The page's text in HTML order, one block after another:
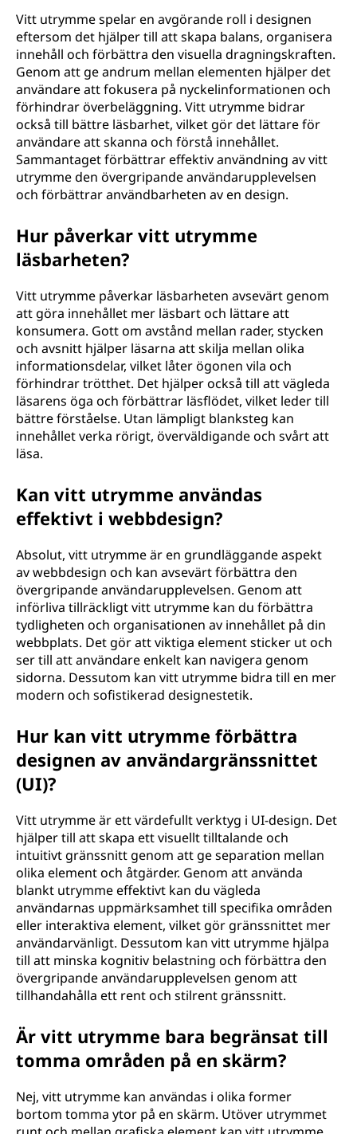
Vitt utrymme spelar en avgörande roll i designen
eftersom det hjälper till att skapa balans, organisera
innehåll och förbättra den visuella dragningskraften.
Genom att ge andrum mellan elementen hjälper det
användare att fokusera på nyckelinformationen och
förhindrar överbeläggning. Vitt utrymme bidrar
också till bättre läsbarhet, vilket gör det lättare för
användare att skanna och förstå innehållet.
Sammantaget förbättrar effektiv användning av vitt
utrymme den övergripande användarupplevelsen
och förbättrar användbarheten av en design.
Hur påverkar vitt utrymme
läsbarheten?
Vitt utrymme påverkar läsbarheten avsevärt genom
att göra innehållet mer läsbart och lättare att
konsumera. Gott om avstånd mellan rader, stycken
och avsnitt hjälper läsarna att skilja mellan olika
informationsdelar, vilket låter ögonen vila och
förhindrar trötthet. Det hjälper också till att vägleda
läsarens öga och förbättrar läsflödet, vilket leder till
bättre förståelse. Utan lämpligt blanksteg kan
innehållet verka rörigt, överväldigande och svårt att
läsa.
Kan vitt utrymme användas
effektivt i webbdesign?
Absolut, vitt utrymme är en grundläggande aspekt
av webbdesign och kan avsevärt förbättra den
övergripande användarupplevelsen. Genom att
införliva tillräckligt vitt utrymme kan du förbättra
tydligheten och organisationen av innehållet på din
webbplats. Det gör att viktiga element sticker ut och
ser till att användare enkelt kan navigera genom
sidorna. Dessutom kan vitt utrymme bidra till en mer
modern och sofistikerad designestetik.
Hur kan vitt utrymme förbättra
designen av användargränssnittet
(UI)?
Vitt utrymme är ett värdefullt verktyg i UI-design. Det
hjälper till att skapa ett visuellt tilltalande och
intuitivt gränssnitt genom att ge separation mellan
olika element och åtgärder. Genom att använda
blankt utrymme effektivt kan du vägleda
användarnas uppmärksamhet till specifika områden
eller interaktiva element, vilket gör gränssnittet mer
användarvänligt. Dessutom kan vitt utrymme hjälpa
till att minska kognitiv belastning och förbättra den
övergripande användarupplevelsen genom att
tillhandahålla ett rent och stilrent gränssnitt.
Är vitt utrymme bara begränsat till
tomma områden på en skärm?
Nej, vitt utrymme kan användas i olika former
bortom tomma ytor på en skärm. Utöver utrymmet